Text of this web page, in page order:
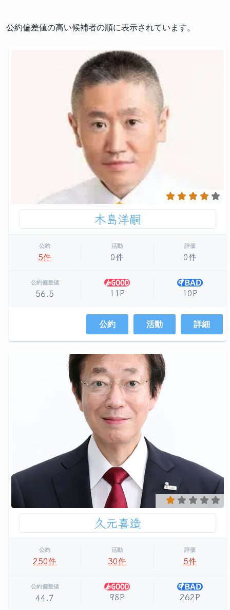
公約偏差値の高い候補者の順に表示されています。
木島洋嗣
公約
5件
活動
0件
評価
0件
公約偏差値
56.5 11P 10P
公約 活動 詳細
久元喜造
公約
250件
活動
30件
評価
5件
公約偏差値
44.7 98P 262P